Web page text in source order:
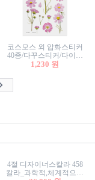
코스모스 외 압화스티커
40종/다꾸스티커/다이어
리꾸미기/꽃스티커/자연
1,230 원
4절 디자이너스칼라 458
칼라_과학적,체계적으로